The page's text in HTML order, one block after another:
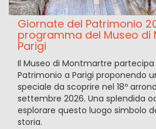
Giornate del Patrimonio
programma del Museo di
Parigi
Il Museo di Montmartre
Patrimonio a Parigi proponendo
speciale da scoprire nel 18º
settembre 2026. Una splendida
esplorare questo luogo simbolo
storia.